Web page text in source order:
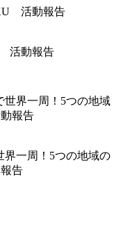
活動報告
界一周！5つの地域の
告